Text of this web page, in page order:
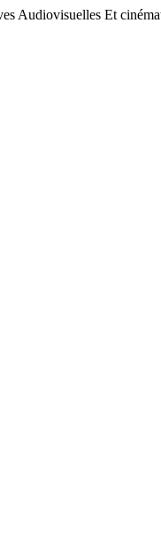
Audiovisuelles Et